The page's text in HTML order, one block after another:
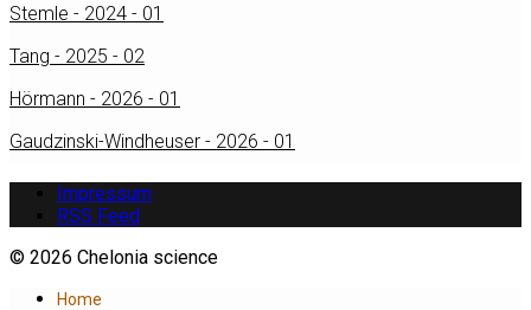
Stemle - 2024 - 01
Tang - 2025 - 02
Hörmann - 2026 - 01
Gaudzinski-Windheuser - 2026 - 01
Impressum
RSS Feed
© 2026 Chelonia science
Home